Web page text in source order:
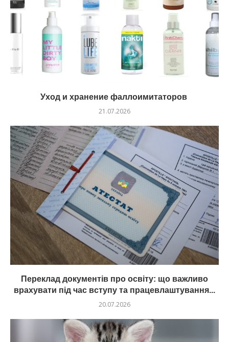
Уход и хранение фаллоимитаторов
21.07.2026
Переклад документів про освіту: що важливо
врахувати під час вступу та працевлаштування...
20.07.2026